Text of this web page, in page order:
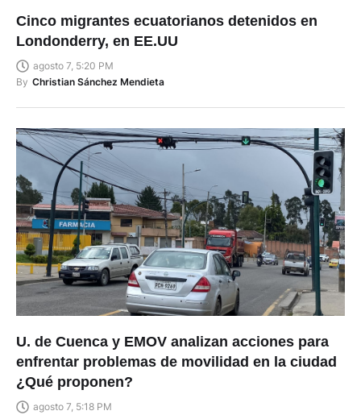
Cinco migrantes ecuatorianos detenidos en
Londonderry, en EE.UU
agosto 7, 5:20 PM
By Christian Sánchez Mendieta
U. de Cuenca y EMOV analizan acciones para
enfrentar problemas de movilidad en la ciudad
¿Qué proponen?
agosto 7, 5:18 PM